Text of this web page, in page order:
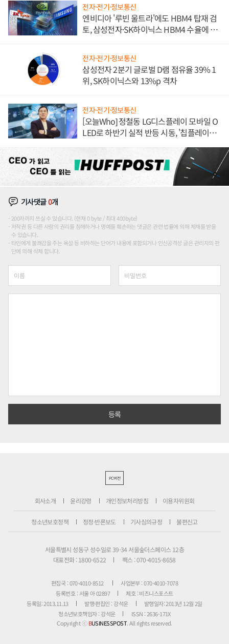
전자·전기·정보통신
엔비디아 '루빈 울트라'에도 HBM4 탑재 검
토, 삼성전자·SK하이닉스 HBM4 수율에 주
전자·전기·정보통신
삼성전자 2분기 글로벌 D램 점유율 39% 1
위, SK하이닉스와 13%p 격차
전자·전기·정보통신
[오늘Who] 정철동 LG디스플레이 모바일 O
LED로 하반기 실적 반등 시동, '칩플레이
기사댓글0개
200자까지 쓰실 수 있습니다. (현재 0 byte / 최대 400byte)
저작권 등 다른 사람의 권리를 침해하거나 명예를 훼손하는 댓글은 관련 법률에 의해 제재를 받을
수 있습니다.
타인에게 불쾌감을 주는 욕설 등 비하하는 단어가 내용에 포함되거나 인신공격성 글은 관리자의 판
단에 의해 삭제 합니다.
PC버전
회사소개 윤리강령 개인정보처리방침 이용자위원회
청소년보호정책 정정·반론보도 기사심의규정 불편신고
서울특별시 성동구 성수일로 39-34 서울숲더스페이스 12층
대표전화 : 1800-6522
팩스 : 070-4015-8658
편집국 : 070-4010-8512
사업본부 : 070-4010-7078
등록번호 : 서울 아 02897
제호 : 비즈니스포스트
등록일: 2013.11.13
발행·편집인 : 강석운
발행일자: 2013년 12월 2일
청소년보호책임자 : 강석운
ISSN : 2636-171X
Copyright ⓒBUSINESSPOST. All rights reserved.